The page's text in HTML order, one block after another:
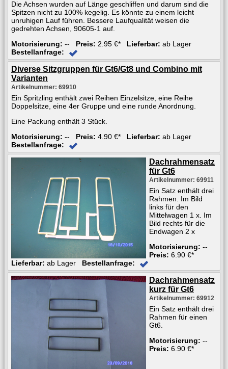
Die Achsen wurden auf Länge geschliffen und darum sind die
Spitzen nicht zu 100% kegelig. Es könnte zu einem leicht
unruhigen Lauf führen. Bessere Laufqualität weisen die
gedrehten Achsen, 90605-1 auf.
Motorisierung: -- Preis: 2.95 €* Lieferbar: ab Lager
Bestellanfrage:
Diverse Sitzgruppen für Gt6/Gt8 und Combino mit
Varianten
Artikelnummer: 69910
Ein Spritzling enthält zwei Reihen Einzelsitze, eine Reihe
Doppelsitze, eine 4er Gruppe und eine runde Anordnung.
Eine Packung enthält 3 Stück.
Motorisierung: -- Preis: 4.90 €* Lieferbar: ab Lager
Bestellanfrage:
Dachrahmensatz
für Gt6
Artikelnummer: 69911
Ein Satz enthält drei
Rahmen. Im Bild
links für den
Mittelwagen 1 x. Im
Bild rechts für die
Endwagen 2 x
Motorisierung: --
Preis: 6.90 €*
Lieferbar: ab Lager Bestellanfrage:
Dachrahmensatz
kurz für Gt6
Artikelnummer: 69912
Ein Satz enthält drei
Rahmen für einen
Gt6.
Motorisierung: --
Preis: 6.90 €*